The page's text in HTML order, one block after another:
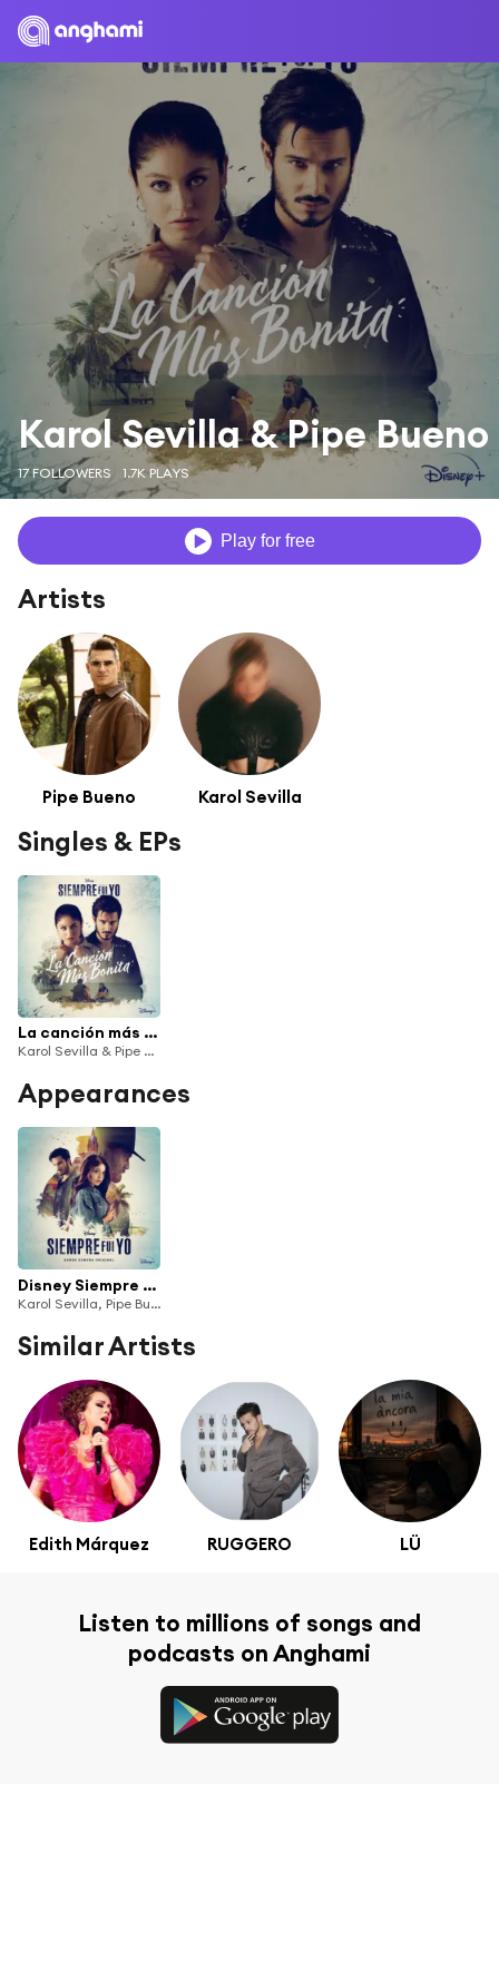
Karol Sevilla & Pipe Bueno
17 FOLLOWERS 1.7K PLAYS
Play for free
Artists
Pipe Bueno Karol Sevilla
Singles & EPs
La canción más bonita (De "Disney Siempre Fui Yo" I Disney+)
Karol Sevilla & Pipe Bueno
Appearances
Disney Siempre Fui Yo (Banda Sonora Original)
Karol Sevilla, Pipe Bueno & Elenco de Siempre Fui Yo
Similar Artists
Edith Márquez RUGGERO LÜ
Listen to millions of songs and
podcasts on Anghami